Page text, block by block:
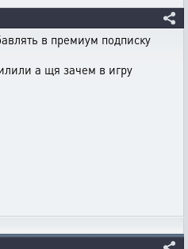
в премиум подписку
а щя зачем в игру